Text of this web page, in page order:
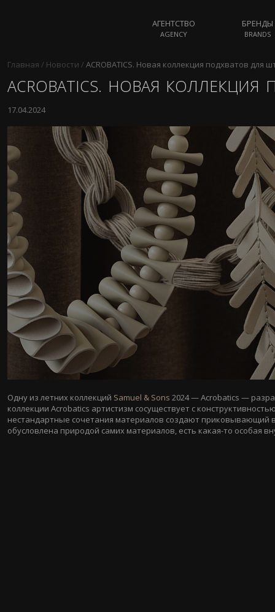
АГЕНТСТВО
AGENCY
БРЕНДЫ
BRANDS
Главная / Новости / ACROBATICS. Новая коллекция подхватов для
ACROBATICS. НОВАЯ
17.04.2024
Одну из летних коллекций Samuel & Sons 2024 — Acrobatics —
коллекции Acrobatics артистизм сосуществует с
нестандартные сочетания материалов создают приковывающий
обусловлена природой самих материалов, есть какая-то особая